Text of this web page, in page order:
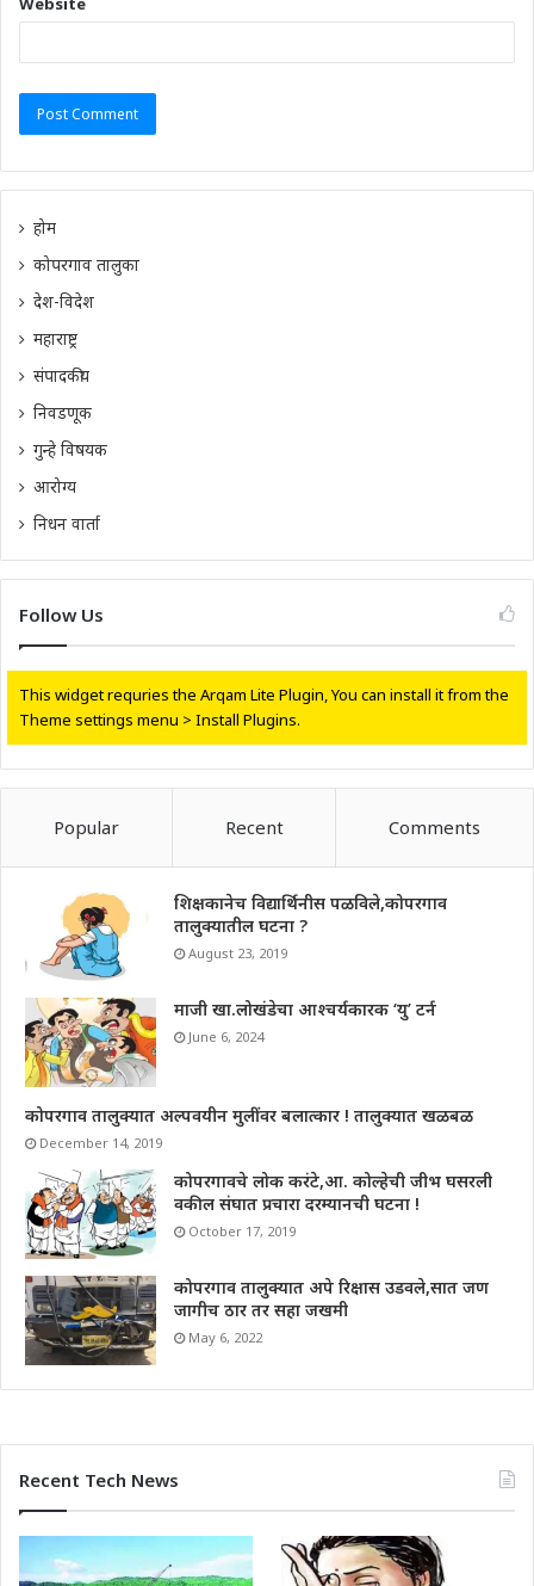
होम
कोपरगाव तालुका
देश-विदेश
महाराष्ट्र
संपादकीय
निवडणूक
गुन्हे विषयक
आरोग्य
निधन वार्ता
Follow Us
This widget requries the Arqam Lite Plugin, You can install it from the
Theme settings menu > Install Plugins.
Popular Recent Comments
शिक्षकानेच विद्यार्थिनीस पळविले,कोपरगाव
तालुक्यातील घटना ?
August 23, 2019
माजी खा.लोखंडेचा आश्चर्यकारक ‘यु’ टर्न
June 6, 2024
कोपरगाव तालुक्यात अल्पवयीन मुलींवर बलात्कार ! तालुक्यात खळबळ
December 14, 2019
कोपरगावचे लोक करंटे,आ. कोल्हेची जीभ घसरली
वकील संघात प्रचारा दरम्यानची घटना !
October 17, 2019
कोपरगाव तालुक्यात अपे रिक्षास उडवले,सात जण
जागीच ठार तर सहा जखमी
May 6, 2022
Recent Tech News